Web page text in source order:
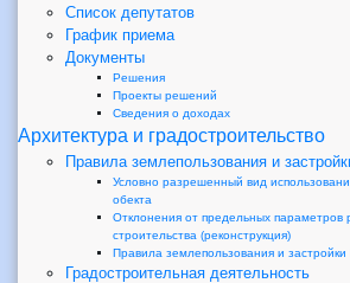
Список депутатов
График приема
Документы
Решения
Проекты решений
Сведения о доходах
Архитектура и градостроительство
Правила землепользования и
Условно разрешенный вид
обекта
Отклонения от предельных параметров
строительства (реконструкция)
Правила землепользования и
Градостроительная деятельность